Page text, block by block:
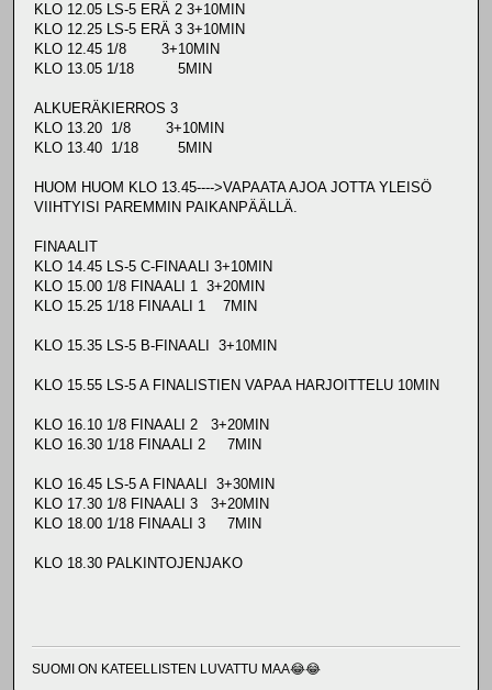
KLO 12.05 LS-5 ERÄ 2 3+10MIN
KLO 12.25 LS-5 ERÄ 3 3+10MIN
KLO 12.45 1/8 3+10MIN
KLO 13.05 1/18 5MIN
ALKUERÄKIERROS 3
KLO 13.20 1/8 3+10MIN
KLO 13.40 1/18 5MIN
HUOM HUOM KLO 13.45---->VAPAATA AJOA JOTTA YLEISÖ
VIIHTYISI PAREMMIN PAIKANPÄÄLLÄ.
FINAALIT
KLO 14.45 LS-5 C-FINAALI 3+10MIN
KLO 15.00 1/8 FINAALI 1 3+20MIN
KLO 15.25 1/18 FINAALI 1 7MIN
KLO 15.35 LS-5 B-FINAALI 3+10MIN
KLO 15.55 LS-5 A FINALISTIEN VAPAA HARJOITTELU 10MIN
KLO 16.10 1/8 FINAALI 2 3+20MIN
KLO 16.30 1/18 FINAALI 2 7MIN
KLO 16.45 LS-5 A FINAALI 3+30MIN
KLO 17.30 1/8 FINAALI 3 3+20MIN
KLO 18.00 1/18 FINAALI 3 7MIN
KLO 18.30 PALKINTOJENJAKO
SUOMI ON KATEELLISTEN LUVATTU MAA😂😂